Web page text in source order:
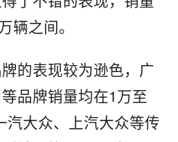
辆之间。
的表现较为逊色，广
品牌销量均在1万至
汽大众、上汽大众等传